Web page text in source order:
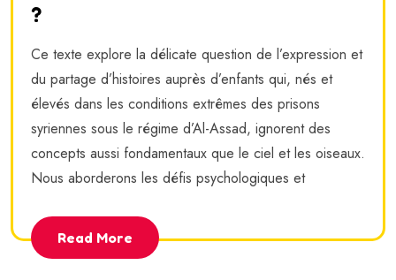
?
Ce texte explore la délicate question de l’expression et
du partage d’histoires auprès d’enfants qui, nés et
élevés dans les conditions extrêmes des prisons
syriennes sous le régime d’Al-Assad, ignorent des
concepts aussi fondamentaux que le ciel et les oiseaux.
Nous aborderons les défis psychologiques et
Read More